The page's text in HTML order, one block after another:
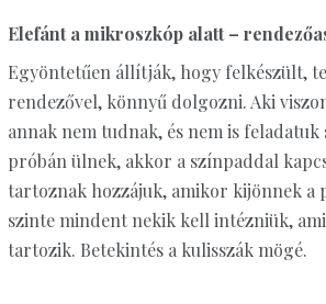
Elefánt a mikroszkóp alatt –
Egyöntetűen állítják, hogy felkészült,
rendezővel, könnyű dolgozni. Aki
annak nem tudnak, és nem is
próbán ülnek, akkor a színpaddal
tartoznak hozzájuk, amikor kijönnek a
szinte mindent nekik kell intézniük,
tartozik. Betekintés a kulisszák mögé.